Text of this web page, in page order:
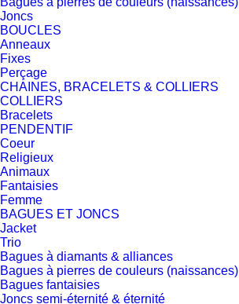
Joncs
BOUCLES
Anneaux
Fixes
Perçage
CHAINES, BRACELETS & COLLIERS
COLLIERS
Bracelets
PENDENTIF
Coeur
Religieux
Animaux
Fantaisies
Femme
BAGUES ET JONCS
Jacket
Trio
Bagues à diamants & alliances
Bagues à pierres de couleurs (naissances)
Bagues fantaisies
Joncs semi-éternité & éternité